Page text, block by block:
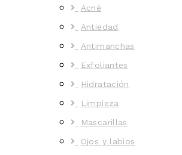
Acné
Antiedad
Antimanchas
Exfoliantes
Hidratación
Limpieza
Mascarillas
Ojos y labios